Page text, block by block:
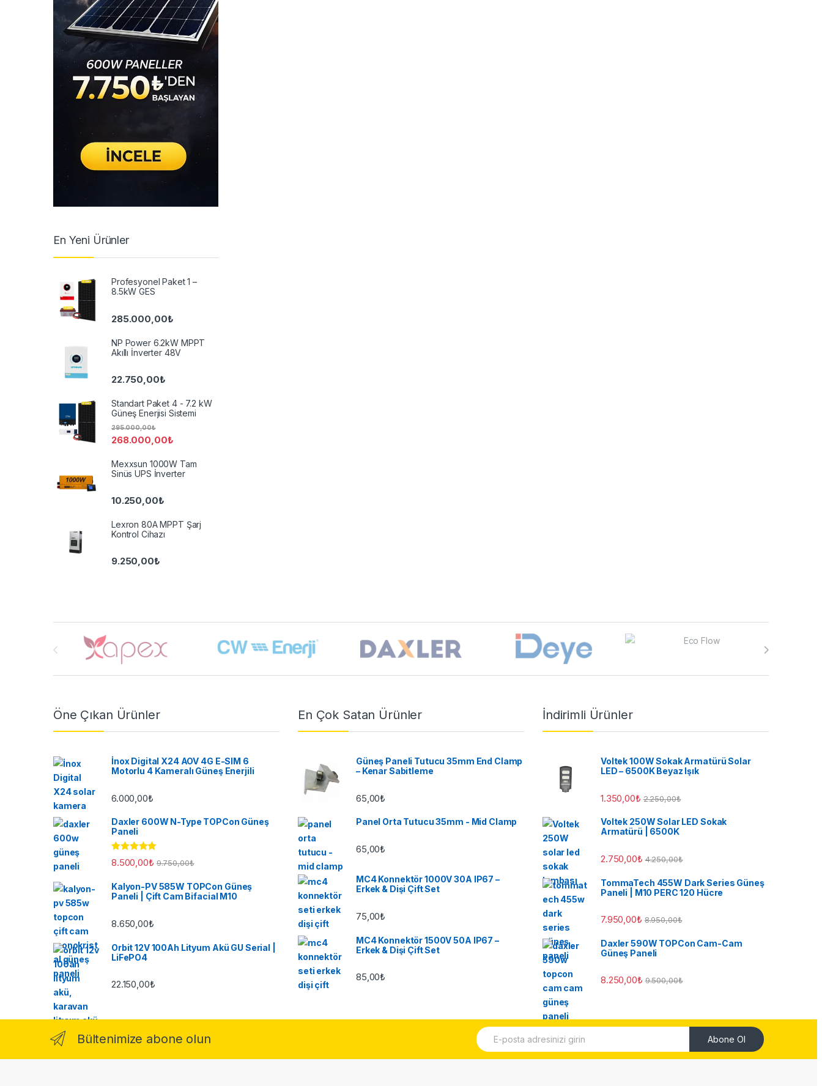
En Yeni Ürünler
Profesyonel Paket 1 –
8.5kW GES
285.000,00₺
NP Power 6.2kW MPPT
Akıllı İnverter 48V
22.750,00₺
Standart Paket 4 - 7.2 kW
Güneş Enerjisi Sistemi
268.000,00₺
295.000,00₺
Mexxsun 1000W Tam
Sinüs UPS İnverter
10.250,00₺
Lexron 80A MPPT Şarj
Kontrol Cihazı
9.250,00₺
Brands Carousel
Öne Çıkan Ürünler
İnox Digital X24 AOV 4G E-SIM 6
Motorlu 4 Kameralı Güneş Enerjili
6.000,00₺
Daxler 600W N-Type TOPCon Güneş
Paneli
5 üzerinden
5.00oy aldı
8.500,00₺ 9.750,00₺
Kalyon-PV 585W TOPCon Güneş
Paneli | Çift Cam Bifacial M10
8.650,00₺
Orbit 12V 100Ah Lityum Akü GU Serial |
LiFePO4
22.150,00₺
En Çok Satan Ürünler
Güneş Paneli Tutucu 35mm End Clamp
– Kenar Sabitleme
65,00₺
Panel Orta Tutucu 35mm - Mid Clamp
65,00₺
MC4 Konnektör 1000V 30A IP67 –
Erkek & Dişi Çift Set
75,00₺
MC4 Konnektör 1500V 50A IP67 –
Erkek & Dişi Çift Set
85,00₺
İndirimli Ürünler
Voltek 100W Sokak Armatürü Solar
LED – 6500K Beyaz Işık
1.350,00₺ 2.250,00₺
Voltek 250W Solar LED Sokak
Armatürü | 6500K
2.750,00₺ 4.250,00₺
TommaTech 455W Dark Series Güneş
Paneli | M10 PERC 120 Hücre
7.950,00₺ 8.950,00₺
Daxler 590W TOPCon Cam-Cam
Güneş Paneli
8.250,00₺ 9.500,00₺
Bültenimize abone olun
E
p
Abone Ol